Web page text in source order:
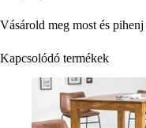
Vásárold meg most és
Kapcsolódó termékek